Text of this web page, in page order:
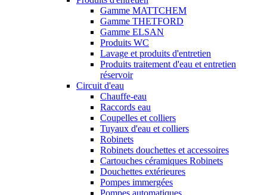
Gamme MATTCHEM
Gamme THETFORD
Gamme ELSAN
Produits WC
Lavage et produits d'entretien
Produits traitement d'eau et entretien
réservoir
Circuit d'eau
Chauffe-eau
Raccords eau
Coupelles et colliers
Tuyaux d'eau et colliers
Robinets
Robinets douchettes et accessoires
Cartouches céramiques Robinets
Douchettes extérieures
Pompes immergées
Pompes automatiques